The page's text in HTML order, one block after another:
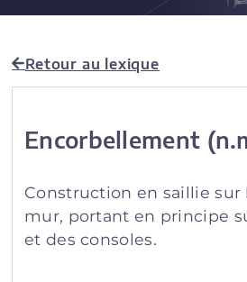
Retour au lexique
Encorbellement
Construction en saillie sur
mur, portant en principe
et des consoles.